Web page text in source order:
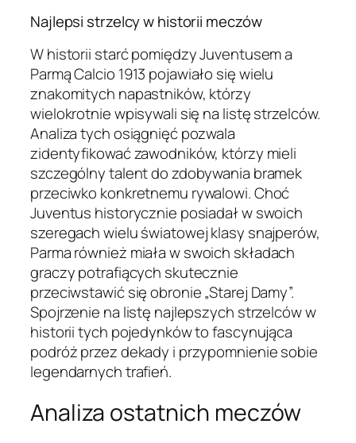
Najlepsi strzelcy w historii meczów
W historii starć pomiędzy Juventusem a
Parmą Calcio 1913 pojawiało się wielu
znakomitych napastników, którzy
wielokrotnie wpisywali się na listę strzelców.
Analiza tych osiągnięć pozwala
zidentyfikować zawodników, którzy mieli
szczególny talent do zdobywania bramek
przeciwko konkretnemu rywalowi. Choć
Juventus historycznie posiadał w swoich
szeregach wielu światowej klasy snajperów,
Parma również miała w swoich składach
graczy potrafiących skutecznie
przeciwstawić się obronie „Starej Damy”.
Spojrzenie na listę najlepszych strzelców w
historii tych pojedynków to fascynująca
podróż przez dekady i przypomnienie sobie
legendarnych trafień.
Analiza ostatnich meczów